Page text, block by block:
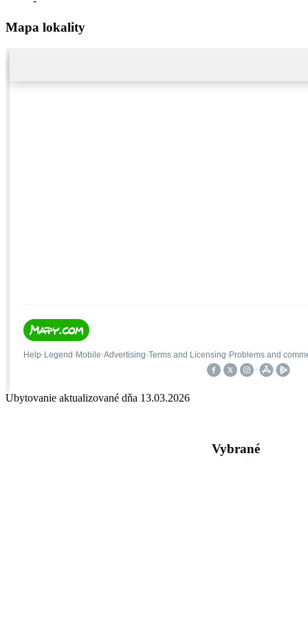
Mapa lokality
Ubytovanie aktualizované dňa 13.03.2026
Vybrané